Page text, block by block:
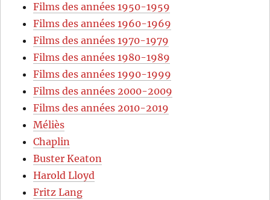
Films des années 1950-1959
Films des années 1960-1969
Films des années 1970-1979
Films des années 1980-1989
Films des années 1990-1999
Films des années 2000-2009
Films des années 2010-2019
Méliès
Chaplin
Buster Keaton
Harold Lloyd
Fritz Lang